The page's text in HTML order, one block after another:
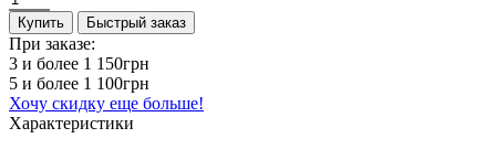
Купить Быстрый заказ
При заказе:
3 и более 1 150грн
5 и более 1 100грн
Хочу скидку еще больше!
Характеристики